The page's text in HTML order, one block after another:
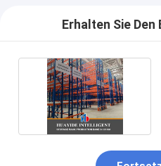
Erhalten Sie